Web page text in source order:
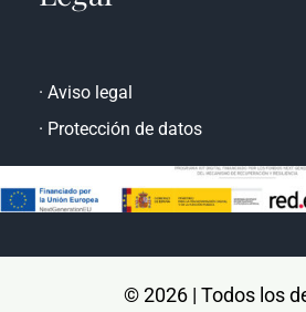
· Aviso legal
·Protección de datos